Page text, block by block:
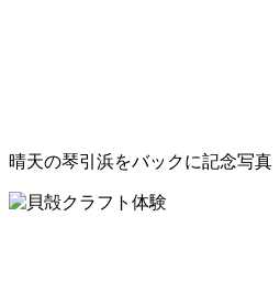
晴天の琴引浜をバックに記念写真